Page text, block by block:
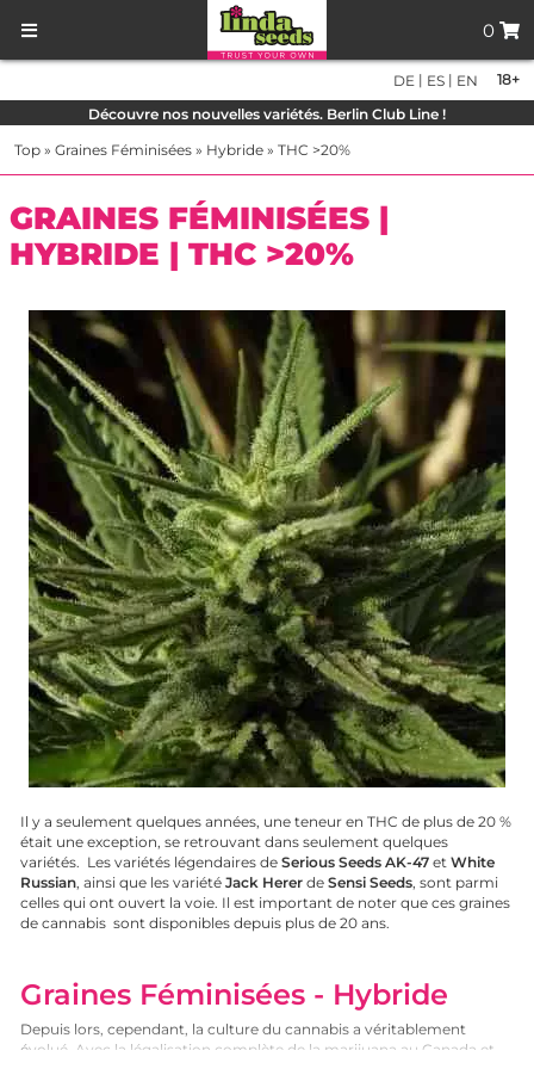
0
18+
DE | ES | EN
Découvre nos nouvelles variétés. Berlin Club Line !
Top » Graines Féminisées » Hybride » THC >20%
GRAINES FÉMINISÉES |
HYBRIDE | THC >20%
Il y a seulement quelques années, une teneur en THC de plus de 20 %
était une exception, se retrouvant dans seulement quelques
variétés. Les variétés légendaires de Serious Seeds AK-47 et White
Russian, ainsi que les variété Jack Herer de Sensi Seeds, sont parmi
celles qui ont ouvert la voie. Il est important de noter que ces graines
de cannabis sont disponibles depuis plus de 20 ans.
Graines Féminisées - Hybride
Depuis lors, cependant, la culture du cannabis a véritablement
évolué. Avec la légalisation complète de la marijuana au Canada et